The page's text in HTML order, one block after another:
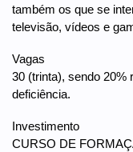
também os que se
televisão, vídeos e
Vagas
30 (trinta), sendo 20%
deficiência.
Investimento
CURSO DE